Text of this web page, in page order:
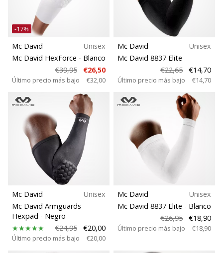
-17%
Mc David
Unisex
Mc David HexForce - Blanco
€39,95
€26,50
Último precio más bajo €32,00
Mc David
Unisex
Mc David 8837 Elite
€22,65
€14,70
Último precio más bajo €14,70
Mc David
Unisex
Mc David Armguards
Hexpad - Negro
€24,95
€20,00
Último precio más bajo €20,00
Mc David
Unisex
Mc David 8837 Elite - Blanco
€26,95
€18,90
Último precio más bajo €18,90